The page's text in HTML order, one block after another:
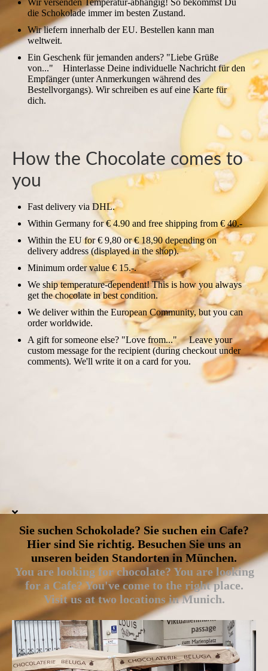
die Schokolade immer im besten Zustand.
Wir liefern innerhalb der EU. Bestellen kann man
weltweit.
Ein Geschenk für jemanden anders? "Liebe Grüße
von..." Hinterlasse Deine individuelle Nachricht für den
Empfänger (unter Anmerkungen während des
Bestellvorgangs). Wir schreiben es auf eine Karte für
dich.
How the Chocolate comes to
you
Fast delivery via DHL.
Within Germany for € 4.90 and free shipping from € 40.-
Within the EU for € 9,80 or € 18,90 depending on
delivery address (displayed in the shop).
Minimum order value € 15.-.
We ship temperature-dependent! This is how you always
get the chocolate in best condition.
We deliver within the European Community, but you can
order worldwide.
A gift for someone else? "Love from..." Leave your
custom message for the recipient (during checkout under
comments). We'll write it on a card for you.
Sie suchen Schokolade? Sie suchen ein Cafe?
Hier sind Sie richtig. Besuchen Sie uns an
unseren beiden Standorten in München.
You are looking for chocolate? You are looking
for a Cafe? You've come to the right place.
Visit us at two locations in Munich.